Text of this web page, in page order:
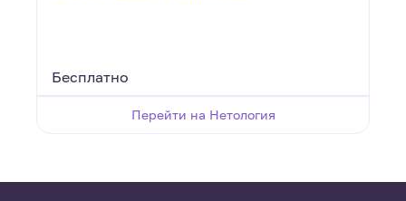
Бесплатно
Перейти на Нетология